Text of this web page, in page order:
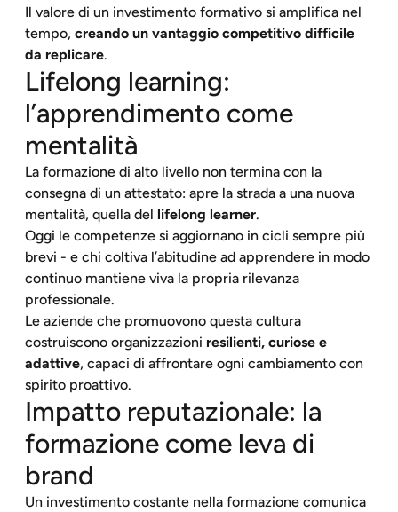
Il valore di un investimento formativo si amplifica nel
tempo, creando un vantaggio competitivo difficile
da replicare.
Lifelong learning:
l’apprendimento come
mentalità
La formazione di alto livello non termina con la
consegna di un attestato: apre la strada a una nuova
mentalità, quella del lifelong learner.
Oggi le competenze si aggiornano in cicli sempre più
brevi - e chi coltiva l’abitudine ad apprendere in modo
continuo mantiene viva la propria rilevanza
professionale.
Le aziende che promuovono questa cultura
costruiscono organizzazioni resilienti, curiose e
adattive, capaci di affrontare ogni cambiamento con
spirito proattivo.
Impatto reputazionale: la
formazione come leva di
brand
Un investimento costante nella formazione comunica